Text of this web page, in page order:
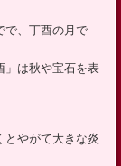
で、丁酉の月で
」は秋や宝石を表
とやがて大きな炎